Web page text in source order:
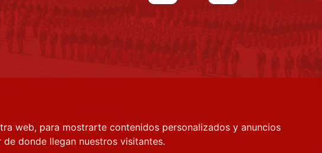
web, para mostrarte contenidos personalizados y anuncios
donde llegan nuestros visitantes.
de Cookies|Condiciones de Uso| Registro de Actividades de